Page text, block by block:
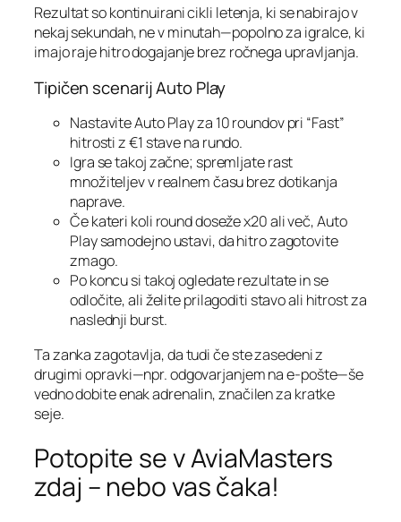
Rezultat so kontinuirani cikli letenja, ki se nabirajo v
nekaj sekundah, ne v minutah—popolno za igralce, ki
imajo raje hitro dogajanje brez ročnega upravljanja.
Tipičen scenarij Auto Play
Nastavite Auto Play za 10 roundov pri “Fast”
hitrosti z €1 stave na rundo.
Igra se takoj začne; spremljate rast
množiteljev v realnem času brez dotikanja
naprave.
Če kateri koli round doseže x20 ali več, Auto
Play samodejno ustavi, da hitro zagotovite
zmago.
Po koncu si takoj ogledate rezultate in se
odločite, ali želite prilagoditi stavo ali hitrost za
naslednji burst.
Ta zanka zagotavlja, da tudi če ste zasedeni z
drugimi opravki—npr. odgovarjanjem na e‑pošte—še
vedno dobite enak adrenalin, značilen za kratke
seje.
Potopite se v AviaMasters
zdaj – nebo vas čaka!